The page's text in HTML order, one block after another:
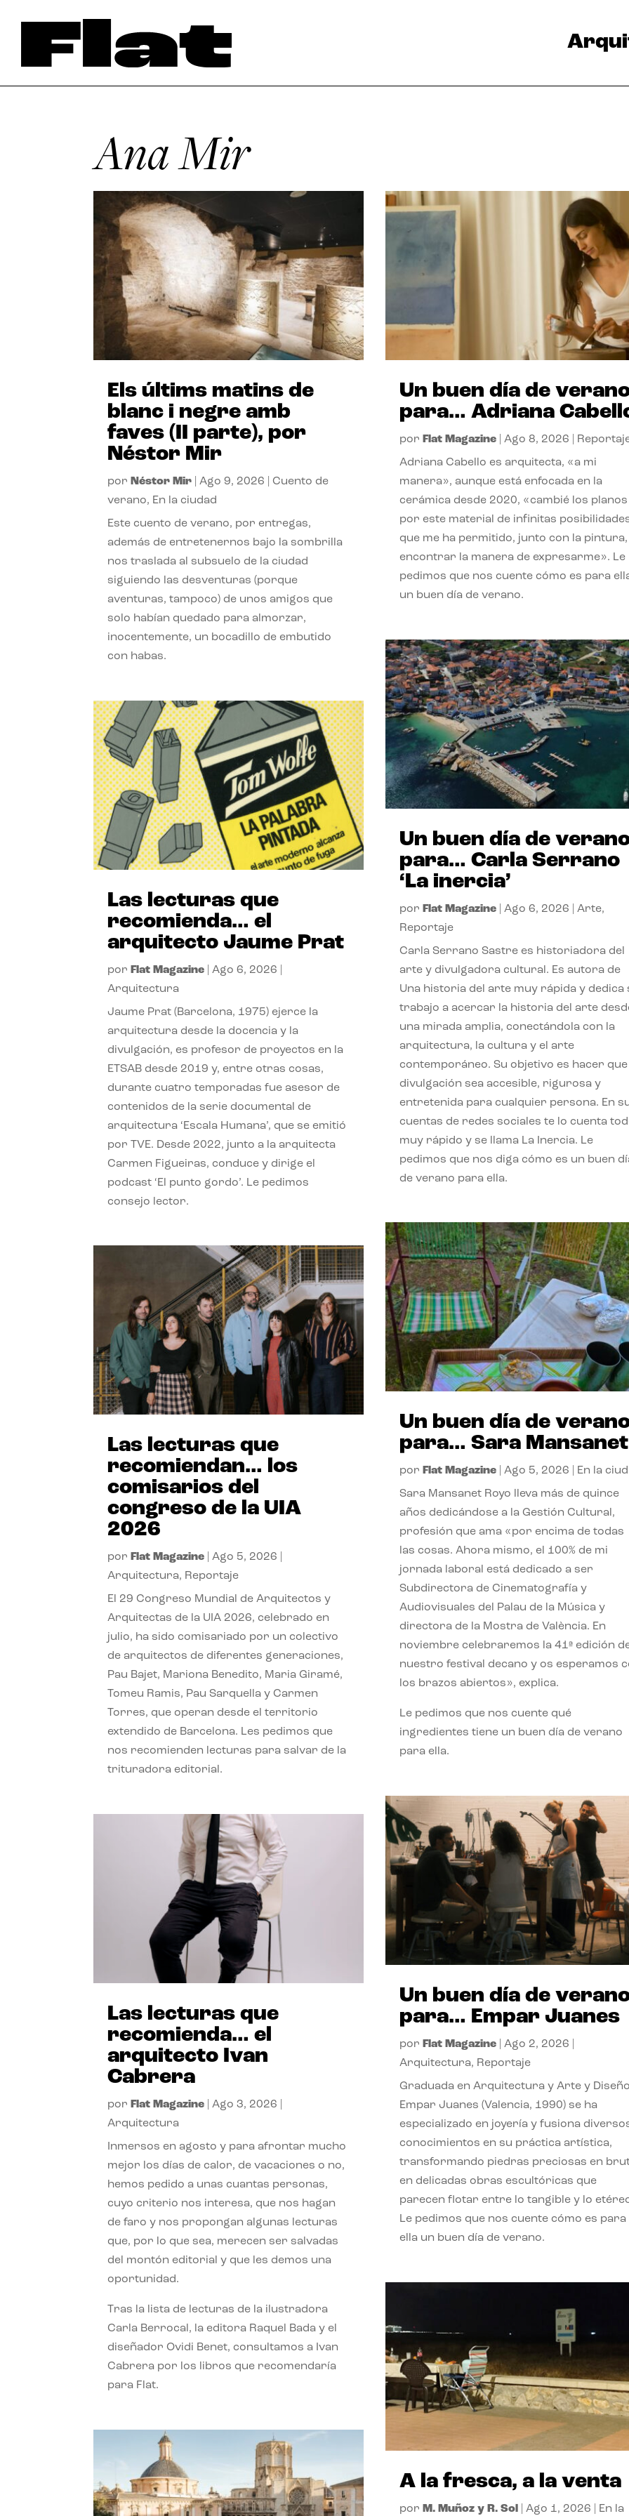
Ana Mir
Els últims matins de
blanc i negre amb
faves (II parte), por
Néstor Mir
por Néstor Mir |Ago 9, 2026 |Cuento de
verano, En la ciudad
Este cuento de verano, por entregas,
además de entretenernos bajo la sombrilla
nos traslada al subsuelo de la ciudad
siguiendo las desventuras (porque
aventuras, tampoco) de unos amigos que
solo habían quedado para almorzar,
inocentemente, un bocadillo de embutido
con habas.
Las lecturas que
recomienda… el
arquitecto Jaume Prat
por Flat Magazine |Ago 6, 2026
Arquitectura
Jaume Prat (Barcelona, 1975) ejerce la
arquitectura desde la docencia y la
divulgación, es profesor de proyectos en la
ETSAB desde 2019 y, entre otras cosas,
durante cuatro temporadas fue asesor de
contenidos de la serie documental de
arquitectura ‘Escala Humana’, que se emitió
por TVE. Desde 2022, junto a la arquitecta
Carmen Figueiras, conduce y dirige el
podcast ‘El punto gordo’. Le pedimos
consejo lector.
Las lecturas que
recomiendan… los
comisarios del
congreso de la UIA
2026
por Flat Magazine |Ago 5, 2026
Arquitectura, Reportaje
El 29 Congreso Mundial de Arquitectos y
Arquitectas de la UIA 2026, celebrado en
julio, ha sido comisariado por un colectivo
de arquitectos de diferentes generaciones,
Pau Bajet, Mariona Benedito, Maria Giramé,
Tomeu Ramis, Pau Sarquella y Carmen
Torres, que operan desde el territorio
extendido de Barcelona. Les pedimos que
nos recomienden lecturas para salvar de la
trituradora editorial.
Las lecturas que
recomienda… el
arquitecto Ivan
Cabrera
por Flat Magazine |Ago 3, 2026
Arquitectura
Inmersos en agosto y para afrontar mucho
mejor los días de calor, de vacaciones o no,
hemos pedido a unas cuantas personas,
cuyo criterio nos interesa, que nos hagan
de faro y nos propongan algunas lecturas
que, por lo que sea, merecen ser salvadas
del montón editorial y que les demos una
oportunidad.
Tras la lista de lecturas de la ilustradora
Carla Berrocal, la editora Raquel Bada y el
diseñador Ovidi Benet, consultamos a Ivan
Cabrera por los libros que recomendaría
para Flat.
Un buen día de
para… Adriana
por Flat Magazine| Ago 8, 2026
Adriana Cabello es arquitecta, «a mi
manera», aunque está enfocada en la
cerámica desde 2020, «cambié los planos
por este material de infinitas
que me ha permitido, junto con la pintura,
encontrar la manera de expresarme». Le
pedimos que nos cuente cómo es para
un buen día de verano.
Un buen día de
para… Carla Serrano
‘La inercia’
por Flat Magazine| Ago 6, 2026 Arte,
Reportaje
Carla Serrano Sastre es historiadora del
arte y divulgadora cultural. Es autora de
Una historia del arte muy rápida y dedica
trabajo a acercar la historia del arte
una mirada amplia, conectándola con la
arquitectura, la cultura y el arte
contemporáneo. Su objetivo es hacer que
divulgación sea accesible, rigurosa y
entretenida para cualquier persona. En
cuentas de redes sociales te lo cuenta
muy rápido y se llama La Inercia. Le
pedimos que nos diga cómo es un buen
de verano para ella.
Un buen día de
para… Sara Mansanet
por Flat Magazine| Ago 5, 2026 En la
Sara Mansanet Royo lleva más de quince
años dedicándose a la Gestión Cultural,
profesión que ama «por encima de todas
las cosas. Ahora mismo, el 100% de mi
jornada laboral está dedicado a ser
Subdirectora de Cinematografía y
Audiovisuales del Palau de la Música y
directora de la Mostra de València. En
noviembre celebraremos la 41ª edición
nuestro festival decano y os esperamos
los brazos abiertos», explica.
Le pedimos que nos cuente qué
ingredientes tiene un buen día de verano
para ella.
Un buen día de
para… Empar Juanes
por Flat Magazine| Ago 2, 2026
Arquitectura, Reportaje
Graduada en Arquitectura y Arte y
Empar Juanes (Valencia, 1990) se ha
especializado en joyería y fusiona
conocimientos en su práctica artística,
transformando piedras preciosas en
en delicadas obras escultóricas que
parecen flotar entre lo tangible y lo
Le pedimos que nos cuente cómo es para
ella un buen día de verano.
A la fresca, a la venta
por M. Muñoz y R. Sol Ago 1, 2026 En la